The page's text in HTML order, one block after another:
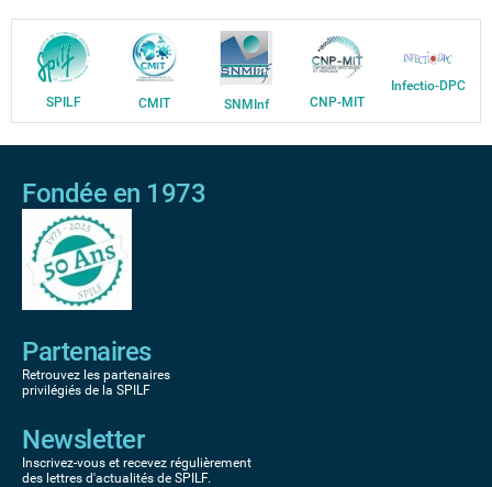
SPILF CMIT SNMInf CNP-MIT
Infectio-DPC
Fondée en 1973
Partenaires
Retrouvez les partenaires
privilégiés de la SPILF
Newsletter
Inscrivez-vous et recevez régulièrement
des lettres d'actualités de SPILF.